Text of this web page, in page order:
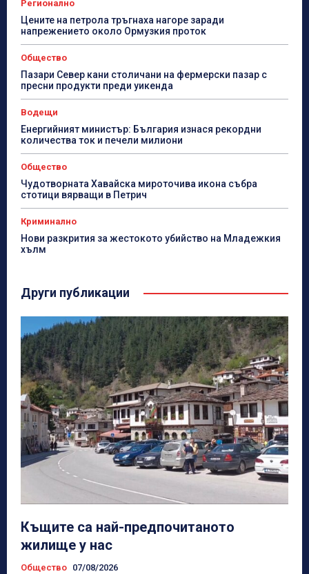
Регионално
Цените на петрола тръгнаха нагоре заради
напрежението около Ормузкия проток
Общество
Пазари Север кани столичани на фермерски пазар с
пресни продукти преди уикенда
Водещи
Енергийният министър: България изнася рекордни
количества ток и печели милиони
Общество
Чудотворната Хавайска мироточива икона събра
стотици вярващи в Петрич
Криминално
Нови разкрития за жестокото убийство на Младежкия
хълм
Други публикации
Къщите са най-предпочитаното
жилище у нас
Общество 07/08/2026